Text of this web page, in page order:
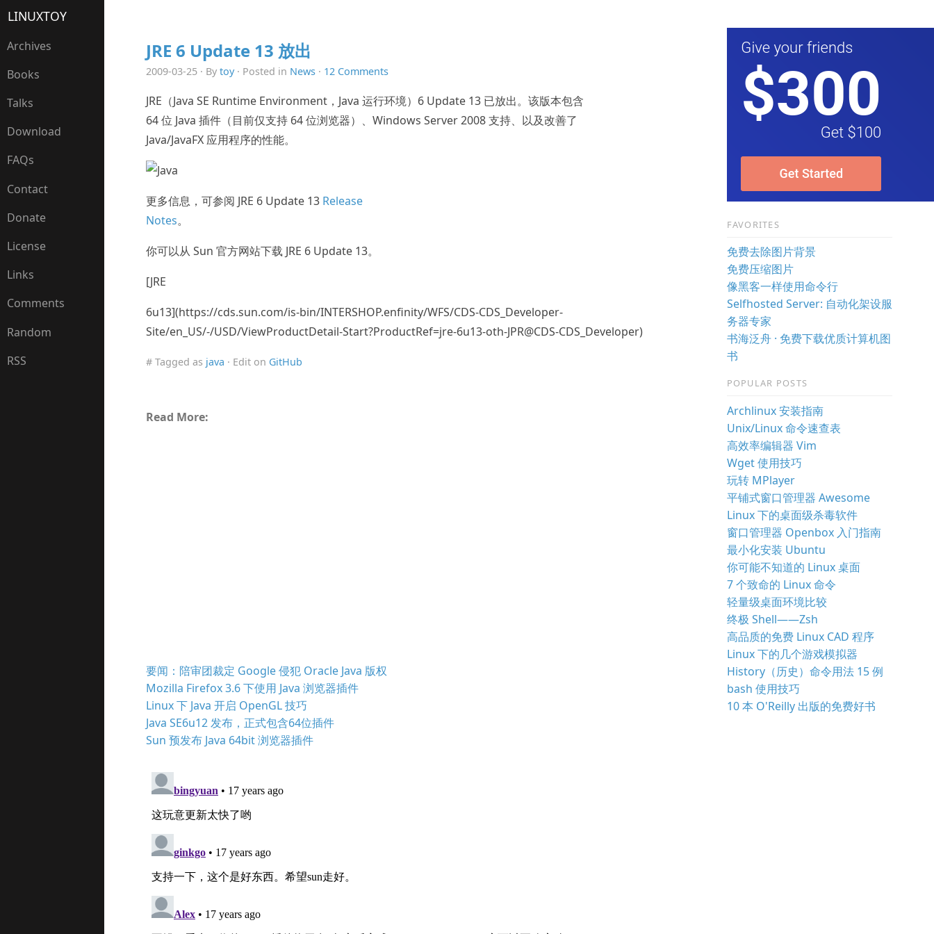
LINUXTOY
Archives
Books
Talks
Download
FAQs
Contact
Donate
License
Links
Comments
Random
RSS
JRE 6 Update 13 放出
2009-03-25 · By toy· Posted in News· 12 Comments
JRE（Java SE Runtime Environment，Java 运行环境）6 Update 13 已放出。该版本包含
64 位 Java 插件（目前仅支持 64 位浏览器）、Windows Server 2008 支持、以及改善了
Java/JavaFX 应用程序的性能。
更多信息，可参阅 JRE 6 Update 13 Release
Notes。
你可以从 Sun 官方网站下载 JRE 6 Update 13。
[JRE
6u13](https://cds.sun.com/is-bin/INTERSHOP.enfinity/WFS/CDS-CDS_Developer-
Site/en_US/-/USD/ViewProductDetail-Start?ProductRef=jre-6u13-oth-JPR@CDS-CDS_Developer)
# Tagged as java · Edit on GitHub
Read More:
要闻：陪审团裁定 Google 侵犯 Oracle Java 版权
Mozilla Firefox 3.6 下使用 Java 浏览器插件
Linux 下 Java 开启 OpenGL 技巧
Java SE6u12 发布，正式包含64位插件
Sun 预发布 Java 64bit 浏览器插件
FAVORITES
免费去除图片背景
免费压缩图片
像黑客一样使用命令行
Selfhosted Server: 自动化架设服
务器专家
书海泛舟 · 免费下载优质计算机图
书
POPULAR POSTS
Archlinux 安装指南
Unix/Linux 命令速查表
高效率编辑器 Vim
Wget 使用技巧
玩转 MPlayer
平铺式窗口管理器 Awesome
Linux 下的桌面级杀毒软件
窗口管理器 Openbox 入门指南
最小化安装 Ubuntu
你可能不知道的 Linux 桌面
7 个致命的 Linux 命令
轻量级桌面环境比较
终极 Shell——Zsh
高品质的免费 Linux CAD 程序
Linux 下的几个游戏模拟器
History（历史）命令用法 15 例
bash 使用技巧
10 本 O'Reilly 出版的免费好书